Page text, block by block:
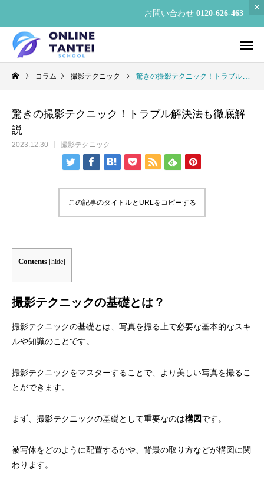
お問い合わせ 0120-626-463
コラム 撮影テクニック 驚きの撮影テクニック！トラブル解決法も徹底解説
驚きの撮影テクニック！トラブル解決法も徹底解
説
2023.12.30 撮影テクニック
この記事のタイトルとURLをコピーする
Contents [hide]
撮影テクニックの基礎とは？
撮影テクニックの基礎とは、写真を撮る上で必要な基本的なスキ
ルや知識のことです。
撮影テクニックをマスターすることで、より美しい写真を撮るこ
とができます。
まず、撮影テクニックの基礎として重要なのは構図 です。
被写体をどのように配置するかや、背景の取り方などが構図に関
わります。